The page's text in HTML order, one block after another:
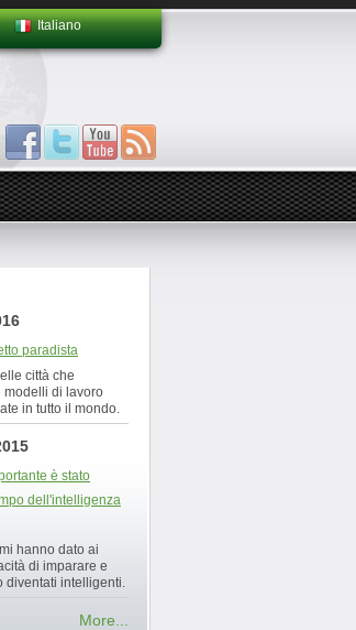
Italiano
paradista
città che
modelli di lavoro
in tutto il mondo.
è stato
dell'intelligenza
hanno dato ai
di imparare e
diventati intelligenti.
More...